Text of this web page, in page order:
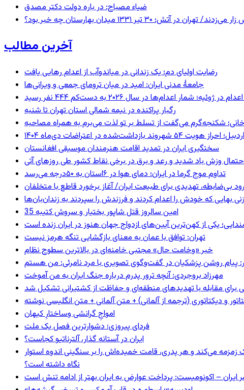
ضیاء مصباح: در باره دولت دکتر مصدق
تیر ۱۳۳۱ میدان بهارستان چه خبر بود؟
آخرین مطالب
رضایت اولیای دم؛ یک زندانی در میاندوآب از اعدام رهایی یافت
جامعهٔ مدنی ایران: امید در میان ترومای جمعی و ویرانی‌ها
رگبار پراکنده در نیمه شمالی استان تهران تا شنبه
شکنجه‌گرم می‌گفت از تسلط بر تو لذت می‌برم به همراه مصاحبه
هویت ۵۴ شهروند بازداشت‌شده در اعتراضات دی‌ماه ۱۴۰۴
سختگیری ایران در تمدید اقامت هنرمندان موسیقی افغانستان
وزش باد شدید و رعد و برق در برخی نقاط کشور طی روزهای آتی
تداوم موج گرما در ایران؛ دمای هوا در ۶استان به ۵۰درجه می‌رسد
بی‌ضابطه، تهدیدی برای طبیعت ایران/ آغاز برخورد قاطع با متخلفان
زنی بهایی که خودش را اعدام کردند و فرزندش را سپردند به زندان‌بان‌ها
35 امین سالروز قتل شاپور بختیار و سروش کتیبه
یکی از کهن‌ترین آیین‌های ازدواج جهان هنوز در ایران زنده است
تهران: توافق با عمان به معنای بازگشایی تنگه هرمز نیست
خبر «وخامت حال» مجتبی خامنه‌ای در بالاترین سطوح نظام
مهرزاد بروجردی: آنچه ترور پدرم درباره جنگ ایران به من آموخت
برای مقابله با تهدیدهای منطقه‌ای و حفاظت از کشتیرانی تشکیل شد
و دیکتاتوری (ترجمه از آلمانی) + متن آلمانی + متن انگلیسی نوشته
‌امواجِ گرانشی وساختارِ کیهان
فردای پیروزی؛ دشوارترین فصل یک ملت
ایران در آستانه گذار، آلترناتیو کجاست؟
می‌کند و هر پدری، قامت خمیده‌اش را بر سنگینی اندوه استوار
نگاه داشته است؟
ایران – اکونومیست: پرداخت عوارض به ایران بهتر از ادامه تنش است